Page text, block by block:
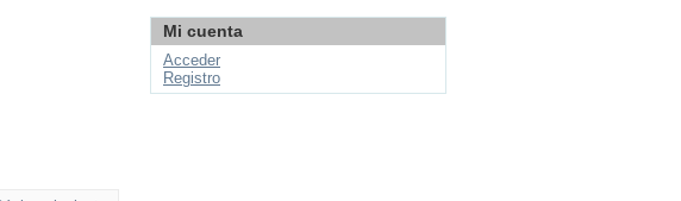
Mi cuenta
Acceder
Registro